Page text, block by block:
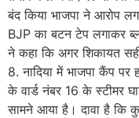
बंद किया भाजपा ने आरोप
BJP का बटन टेप लगाकर
ने कहा कि अगर शिकायत
8. नादिया में भाजपा कैंप पर
के वार्ड नंबर 16 के स्टीमर
सामने आया है। दावा है कि